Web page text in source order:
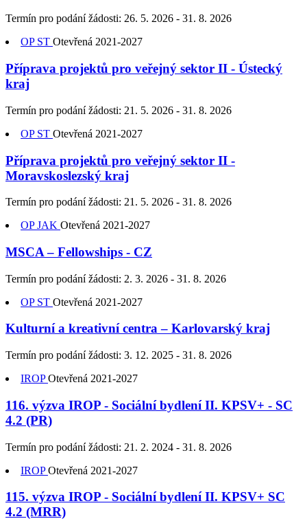
Termín pro podání žádosti: 26. 5. 2026 - 31. 8. 2026
OP ST Otevřená 2021-2027
Příprava projektů pro veřejný sektor II - Ústecký
kraj
Termín pro podání žádosti: 21. 5. 2026 - 31. 8. 2026
OP ST Otevřená 2021-2027
Příprava projektů pro veřejný sektor II -
Moravskoslezský kraj
Termín pro podání žádosti: 21. 5. 2026 - 31. 8. 2026
OP JAK Otevřená 2021-2027
MSCA – Fellowships - CZ
Termín pro podání žádosti: 2. 3. 2026 - 31. 8. 2026
OP ST Otevřená 2021-2027
Kulturní a kreativní centra –⁠⁠⁠⁠⁠⁠ Karlovarský kraj
Termín pro podání žádosti: 3. 12. 2025 - 31. 8. 2026
IROPOtevřená 2021-2027
116. výzva IROP - Sociální bydlení II. KPSV+ - SC
4.2 (PR)
Termín pro podání žádosti: 21. 2. 2024 - 31. 8. 2026
IROPOtevřená 2021-2027
115. výzva IROP - Sociální bydlení II. KPSV+ SC
4.2 (MRR)